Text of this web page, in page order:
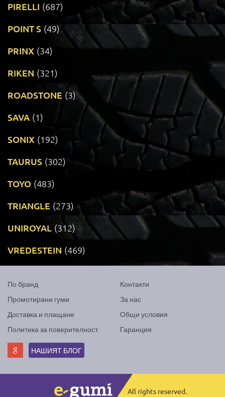
PIRELLI (687)
POINT S (49)
PRINX (34)
RIKEN (321)
ROADSTONE (3)
SAVA (1)
SONIX (192)
TAURUS (302)
TOYO (483)
TRIANGLE (273)
UNIROYAL (312)
VREDESTEIN (469)
По бранд
Промотирани гуми
Доставка и плащане
Политика за поверителност
Контакти
За нас
Общи условия
Гаранция
НАШИЯТ БЛОГ
All rights reserved.